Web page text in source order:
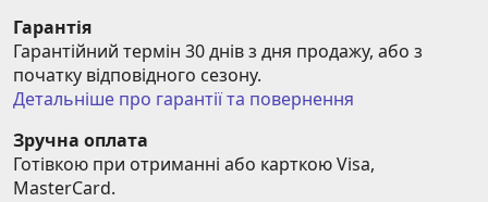
Гарантія
Гарантійний термін 30 днів з дня продажу, або з
початку відповідного сезону.
Детальніше про гарантії та повернення
Зручна оплата
Готівкою при отриманні або карткою Visa,
MasterCard.